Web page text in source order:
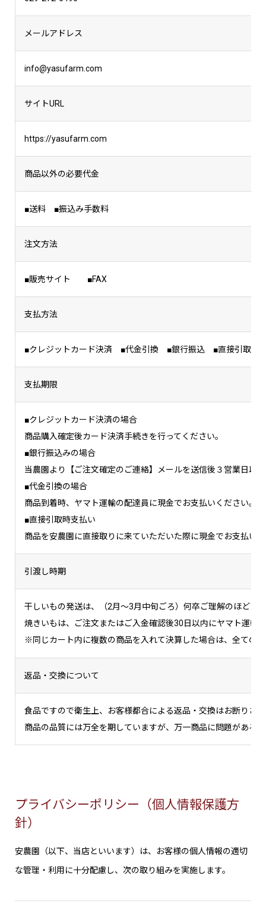
メールアドレス
info@yasufarm.com
サイトURL
https://yasufarm.com
商品以外の必要代金
■送料 ■振込み手数料
注文方法
■販売サイト ■FAX
支払方法
■クレジットカード決済 ■代金引換 ■銀行振込 ■直接引取時
支払期限
■クレジットカード決済の場合
商品購入確定後カード決済手続きを行ってください。
■銀行振込みの場合
当農園より【ご注文確定のご連絡】メールを送信後３営業日以
■代金引換の場合
商品到着時、ヤマト運輸の配達員に現金でお支払いください。
■直接引取時支払い
商品を安農園に直接取りに来ていただいた際に現金でお支払い
引渡し時期
干しいもの発送は、（2月～3月中旬ごろ）何卒ご理解のほどよ
焼きいもは、ご注文またはご入金確認後30日以内にヤマト運輸
※同じカート内に複数の商品を入れて決算した場合は、全ての
返品・交換について
食品ですので衛生上、お客様都合による返品・交換はお断りさ
商品の品質には万全を期していますが、万一商品に問題がある
プライバシーポリシー（個人情報保護方
針）
安農園（以下、当店といいます）は、お客様の個人情報の適切
な管理・利用に十分配慮し、次の取り組みを実施します。